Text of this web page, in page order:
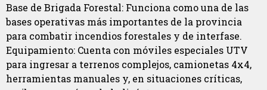
Base de Brigada Forestal: Funciona como una de las
bases operativas más importantes de la provincia
para combatir incendios forestales y de interfase.
Equipamiento: Cuenta con móviles especiales UTV
para ingresar a terrenos complejos, camionetas 4x4,
herramientas manuales y, en situaciones críticas,